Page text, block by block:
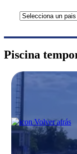
Piscina
Volver atrás